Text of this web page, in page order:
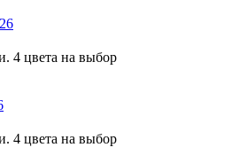
4 цвета на выбор
4 цвета на выбор